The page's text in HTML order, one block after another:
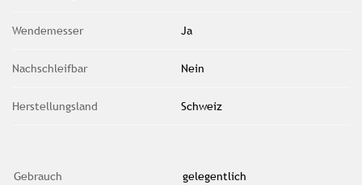
Wendemesser Ja
Nachschleifbar Nein
Herstellungsland Schweiz
Gebrauch gelegentlich